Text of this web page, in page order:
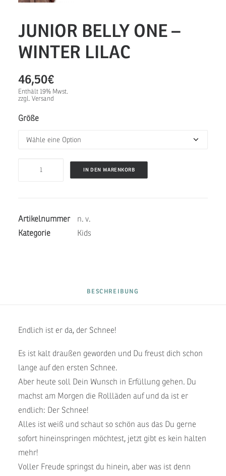
JUNIOR BELLY ONE –
WINTER LILAC
46,50€
Enthält 19% Mwst.
zzgl. Versand
Größe
WINTER
LILAC
IN DEN WARENKORB
Artikelnummer
n. v.
Kategorie
Kids
BESCHREIBUNG
Endlich ist er da, der Schnee!
Es ist kalt draußen geworden und Du freust dich schon
lange auf den ersten Schnee.
Aber heute soll Dein Wunsch in Erfüllung gehen. Du
machst am Morgen die Rollläden auf und da ist er
endlich: Der Schnee!
Alles ist weiß und schaut so schön aus das Du gerne
sofort hineinspringen möchtest, jetzt gibt es kein halten
mehr!
Voller Freude springst du hinein, aber was ist denn